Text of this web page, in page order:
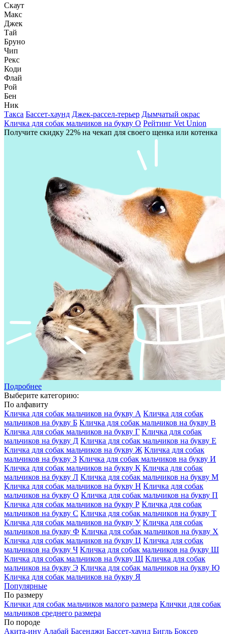
Скаут
Макс
Джек
Тай
Бруно
Чип
Рекс
Коди
Флай
Рой
Бен
Ник
Такса Бассет-хаунд Джек-рассел-терьер Дымчатый окрас
Кличка для собак мальчиков на букву О Рейтинг Vet Union
Получите скидку 22% на чекап для своего щенка или котенка
Подробнее
Выберите категорию:
По алфавиту
Кличка для собак мальчиков на букву А Кличка для собак
мальчиков на букву Б Кличка для собак мальчиков на букву В
Кличка для собак мальчиков на букву Г Кличка для собак
мальчиков на букву Д Кличка для собак мальчиков на букву Е
Кличка для собак мальчиков на букву Ж Кличка для собак
мальчиков на букву З Кличка для собак мальчиков на букву И
Кличка для собак мальчиков на букву К Кличка для собак
мальчиков на букву Л Кличка для собак мальчиков на букву М
Кличка для собак мальчиков на букву Н Кличка для собак
мальчиков на букву О Кличка для собак мальчиков на букву П
Кличка для собак мальчиков на букву Р Кличка для собак
мальчиков на букву С Кличка для собак мальчиков на букву Т
Кличка для собак мальчиков на букву У Кличка для собак
мальчиков на букву Ф Кличка для собак мальчиков на букву Х
Кличка для собак мальчиков на букву Ц Кличка для собак
мальчиков на букву Ч Кличка для собак мальчиков на букву Ш
Кличка для собак мальчиков на букву Щ Кличка для собак
мальчиков на букву Э Кличка для собак мальчиков на букву Ю
Кличка для собак мальчиков на букву Я
Популярные
По размеру
Клички для собак мальчиков малого размера Клички для собак
мальчиков среднего размера
По породе
Акита-ину Алабай Басенджи Бассет-хаунд Бигль Боксер